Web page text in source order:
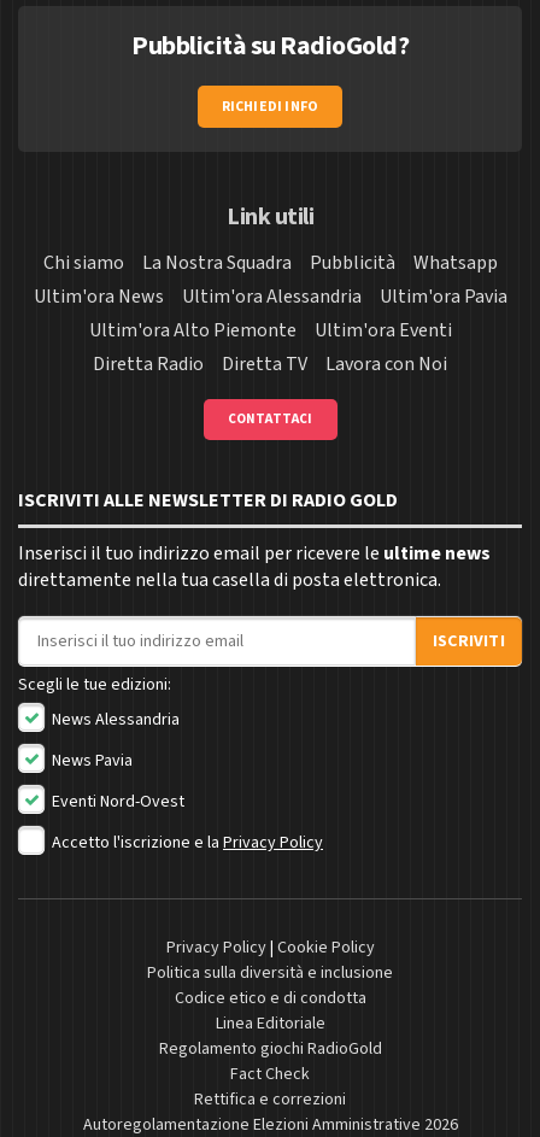
Pubblicità su RadioGold?
RICHIEDI INFO
Link utili
Chi siamo La Nostra Squadra Pubblicità
Whatsapp
Ultim'ora News
Ultim'ora Alessandria
Ultim'ora Pavia
Ultim'ora Alto Piemonte
Ultim'ora Eventi
Diretta Radio
Diretta TV Lavora con Noi
CONTATTACI
ISCRIVITI ALLE NEWSLETTER DI RADIO GOLD
Inserisci il tuo indirizzo email per ricevere le ultime news
direttamente nella tua casella di posta elettronica.
Indirizzo email
ISCRIVITI
Scegli le tue edizioni:
News Alessandria
News Pavia
Eventi Nord-Ovest
Accetto l'iscrizione e la Privacy Policy
Privacy Policy| Cookie Policy
Politica sulla diversità e inclusione
Codice etico e di condotta
Linea Editoriale
Regolamento giochi RadioGold
Fact Check
Rettifica e correzioni
Autoregolamentazione Elezioni Amministrative 2026